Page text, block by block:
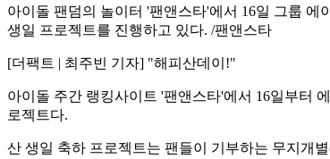
아이돌 팬덤의 놀이터 '팬앤스타'에서 16일 그룹 에
생일 프로젝트를 진행하고 있다. /팬앤스타
[더팩트 | 최주빈 기자] "해피산데이!"
아이돌 주간 랭킹사이트 '팬앤스타'에서 16일부터
로젝트다.
산 생일 축하 프로젝트는 팬들이 기부하는 무지개